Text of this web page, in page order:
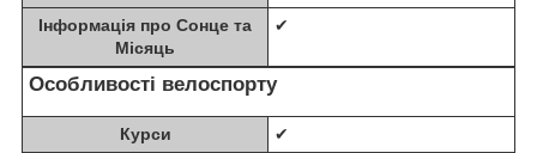
Інформація про Сонце та
Місяць
✔
Особливості велоспорту
Курси
✔